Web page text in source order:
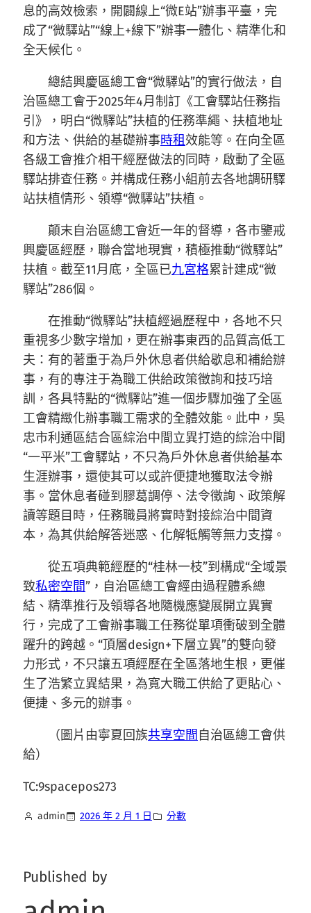
息的高效檢索，開闢線上“微E站”辦事平臺，完
成了“微驛站”“線上+線下”辦事一體化、精準化和
全天候化。
總結興慶區總工會“微驛站”的實行做法，自
治區總工會于2025年4月制訂《工會驛站任務指
引》，明白“微驛站”扶植的任務準繩、扶植地址
和方法、供給的基礎辦事時租效能等。在向全區
各級工會推介相干經歷做法的同時，啟動了全區
驛站排查任務。并構成任務小組前去各地調研驛
站扶植情形、領導“微驛站”扶植。
顛末自治區總工會近一年的督導，各市鑒戒
興慶區經歷，聯合當地現實，積極推動“微驛站”
扶植。截至11月底，全區已九宮格累計建成“微
驛站”286個。
在推動“微驛站”扶植經過歷程中，各地不只
重視多少數字增加，更在辦事東西的品質高低工
夫：有的著重于為戶外休息者供給歇息和補給辦
事，有的專注于為職工供給政策徵詢和技巧培
訓，各具特點的“微驛站”進一個步驟加強了全區
工會精緻化辦事職工需求的全體效能。此中，吳
忠市利通區結合區綜治中間立異打造的綜治中間
“一平米”工會驛站，不只為戶外休息者供給基本
生涯辦事，還使其可以或許便捷地獲取法令辦
事。當休息者碰到膠葛調停、法令徵詢、政策解
讀等題目時，任務職員將實時對接綜治中間資
本，為其供給解答迷惑、化解牴觸等無力支撐。
從五項典範經歷的“桂林一枝”到構成“全域景
致私密空間”，自治區總工會經由過程體系總
結、精準推行及領導各地隨機應變展開立異實
行，完成了工會辦事職工任務從單項衝破到全體
躍升的跨越。“頂層design+下層立異”的雙向發
力形式，不只讓五項經歷在全區落地生根，更催
生了浩繁立異結果，為寬大職工供給了更貼心、
便捷、多元的辦事。
（圖片由寧夏回族共享空間 自治區總工會供
給）
TC:9spacepos273
admin 2026 年 2 月 1 日 分數
Published by